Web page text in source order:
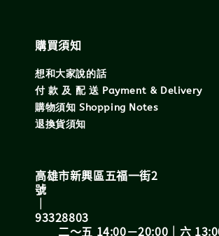
購買須知
想和大家說的話
付 款 及 配 送 Payment & Delivery
購物須知 Shopping Notes
退換貨須知
高雄市新興區五福一街2
號 統一
｜
二～五 14:00－20:00｜六